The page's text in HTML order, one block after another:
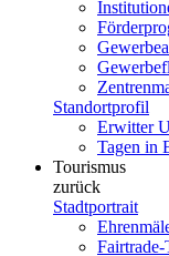
Standortprofil
Erwitter
Tagen in
Tourismus
zurück
Stadtportrait